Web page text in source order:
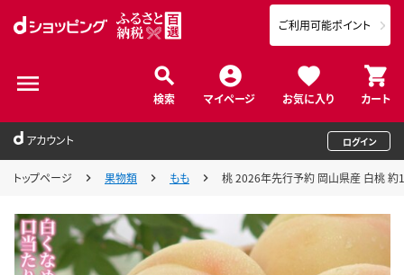
検索 マイページ お気に入り カート
ご利用可能ポイント
アカウント ログイン
トップページ 果物類 もも 桃 2026年先行予約 岡山県産 白桃